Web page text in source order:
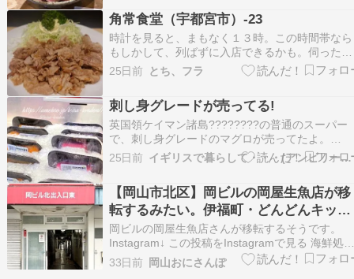
「海邦丸の海鮮丼」 海鮮丼は、丼としてはこぶ
だけど、…
角常食堂（宇都宮市）-23
時計を見ると、まもなく１３時。この時間帯なら
もしかして、列ばずに入店できるかも。伺ったの
はいちょう通り沿い、宇都宮中央郵便局近くにあ
る「角常食堂」。思惑通り、外で入店待ちをして
その時点で空いていた席は一つだけ。運が良かっ
た～。新鮮魚介で…
25日前 とち、フラ
刺し身グレードが売ってる!
英国領ケイマン諸島????????の普通のスーパー
で、刺し身グレードのマグロが売ってたよ。
FOSTERSというスーパー。島の随所にこのスー
ーあるけど、刺し身グレードが売ってるの見たの
FOSTERSだけだけど。久しぶりに来た、英…
25日前 イギリスで暮らして・・・(アンビリーバボーテンコ盛り!)
【岡山市北区】岡ビルの岡屋生魚店が移
転するみたい。伊福町・どんどんキッチ
ンハウス跡地に
岡ビルの岡屋生魚店さんが移転するそうです。
Instagram↓ この投稿をInstagramで見る 海鮮処
屋(@kaisenokaya)がシェアした投稿 上記の投稿
確認してみると、岡ビル市場再開発の為の移転で
33日前 岡山おにさんぽ